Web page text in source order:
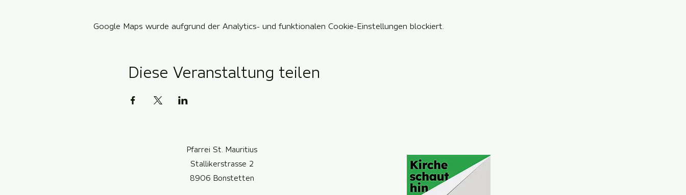
Google Maps wurde aufgrund der Analytics- und funktionalen Cookie-Einstellungen blockiert.
Diese Veranstaltung teilen
Pfarrei St. Mauritius
Stallikerstrasse 2
8906 Bonstetten